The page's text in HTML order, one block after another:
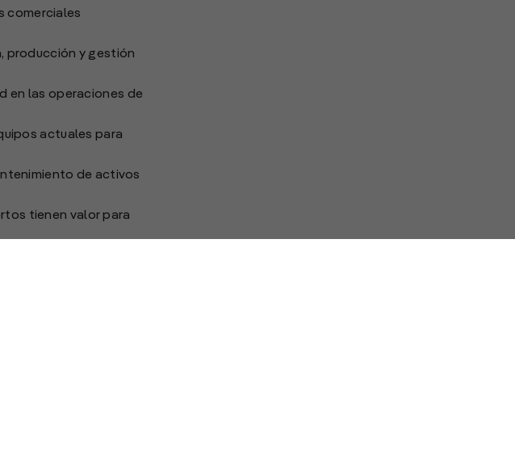
comerciales
producción y gestión
en las operaciones de
actuales para
de activos
tienen valor para